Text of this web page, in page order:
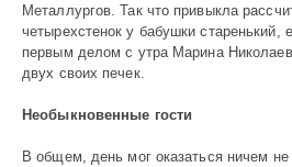
Металлургов. Так что привыкла
четырехстенок у бабушки старенький,
первым делом с утра Марина
двух своих печек.
Необыкновенные гости
В общем, день мог оказаться ничем